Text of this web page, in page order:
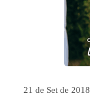
21 de Set de 2018